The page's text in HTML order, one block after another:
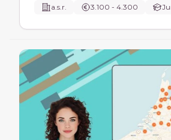
schadelast, maak je offertes,
a.s.r. 3.100 - 4.300